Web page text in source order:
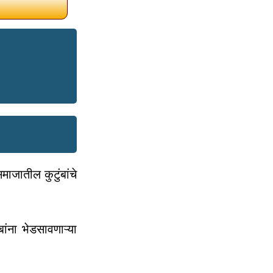
कुटुंबांचे
भेडसावणाऱ्या